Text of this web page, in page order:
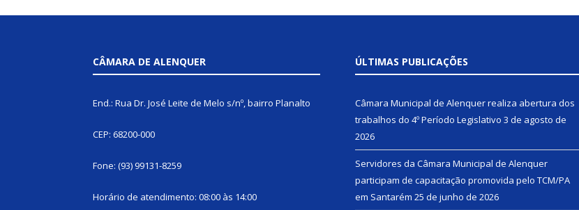
CÂMARA DE ALENQUER
End.: Rua Dr. José Leite de Melo s/nº, bairro Planalto
CEP: 68200-000
Fone: (93) 99131-8259
Horário de atendimento: 08:00 às 14:00
ÚLTIMAS PUBLICAÇÕES
Câmara Municipal de Alenquer realiza abertura dos
trabalhos do 4º Período Legislativo 3 de agosto de
2026
Servidores da Câmara Municipal de Alenquer
participam de capacitação promovida pelo TCM/PA
em Santarém 25 de junho de 2026